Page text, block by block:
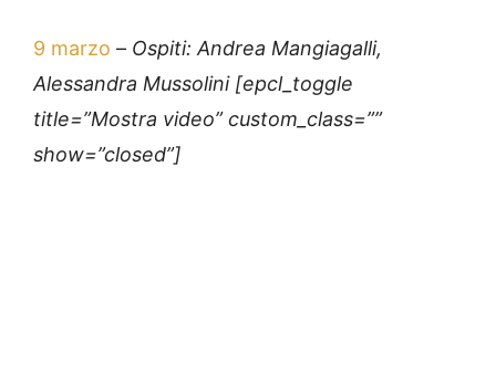
9 marzo – Ospiti: Andrea Mangiagalli,
Alessandra Mussolini [epcl_toggle
title=”Mostra video” custom_class=””
show=”closed”]